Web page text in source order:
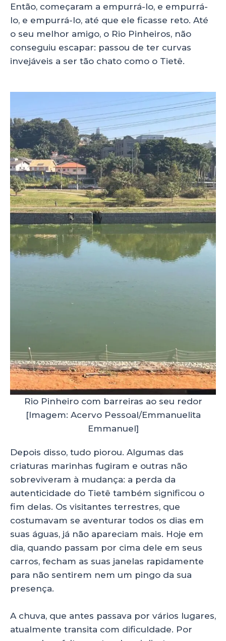
Então, começaram a empurrá-lo, e empurrá-
lo, e empurrá-lo, até que ele ficasse reto. Até
o seu melhor amigo, o Rio Pinheiros, não
conseguiu escapar: passou de ter curvas
invejáveis a ser tão chato como o Tietê.
Rio Pinheiro com barreiras ao seu redor
[Imagem: Acervo Pessoal/Emmanuelita
Emmanuel]
Depois disso, tudo piorou. Algumas das
criaturas marinhas fugiram e outras não
sobreviveram à mudança: a perda da
autenticidade do Tietê também significou o
fim delas. Os visitantes terrestres, que
costumavam se aventurar todos os dias em
suas águas, já não apareciam mais. Hoje em
dia, quando passam por cima dele em seus
carros, fecham as suas janelas rapidamente
para não sentirem nem um pingo da sua
presença.
A chuva, que antes passava por vários lugares,
atualmente transita com dificuldade. Por